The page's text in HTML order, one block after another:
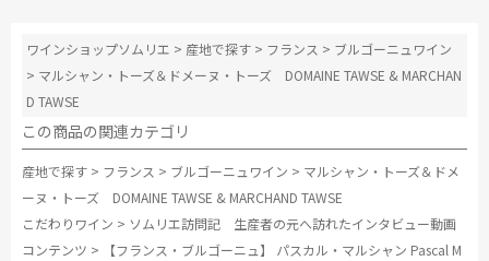
回は2011年の1樽しか造っていないという「ヴォーヌ・
ロマネ1erプティ・モン」を試飲。1樽しかないというの
に、マルシャン氏はたっぷりとグラスに注いでくれま
した。
さらに、こちらも希少、年産300本のみのグランクリュ
「クロ・ド・ラ・ロッシュ」。 華やかな香りとシルキ
ーな味わい、ほんのり甘い樽香の素晴らしいポテンシ
ャル。
ワインショップソムリエ > 産地で探す > フランス > ブルゴーニュワイン
> マルシャン・トーズ＆ドメーヌ・トーズ DOMAINE TAWSE & MARCHAN
D TAWSE
この商品の関連カテゴリ
産地で探す > フランス > ブルゴーニュワイン > マルシャン・トーズ＆ドメ
ーヌ・トーズ DOMAINE TAWSE & MARCHAND TAWSE
こだわりワイン > ソムリエ訪問記 生産者の元へ訪れたインタビュー動画
コンテンツ >
【フランス・ブルゴーニュ】 パスカル・マルシャン Pascal M